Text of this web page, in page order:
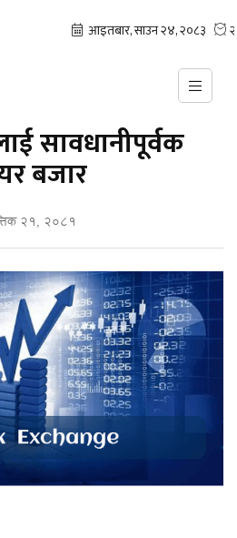
सावधानीपूर्वक
बजार
२१, २०८१